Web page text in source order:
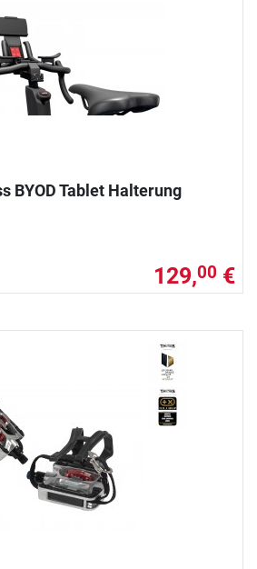
BYOD Tablet Halterung
129,00 €